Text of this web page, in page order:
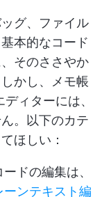
グ、ファイル
本的なコード
そのささやか
かし、メモ帳
ィターには、
。以下のカテ
ほしい：
ードの編集は、
ーンテキスト編